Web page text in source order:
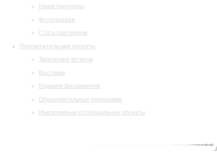
Наши партнеры
Фотогалерея
Стать партнером
Просветительские проекты
Творческие встречи
Выставки
Издания филармонии
Образовательные программы
Инклюзивные и специальные проекты